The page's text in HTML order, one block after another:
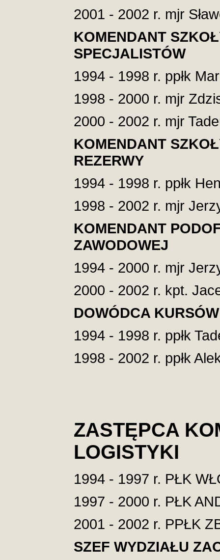
2001 - 2002 r. mjr
KOMENDANT
SPECJALISTÓW
1994 - 1998 r. ppłk
1998 - 2000 r. mjr
2000 - 2002 r. mjr
KOMENDANT
REZERWY
1994 - 1998 r. ppłk
1998 - 2002 r. mjr
KOMENDANT
ZAWODOWEJ
1994 - 2000 r. mjr
2000 - 2002 r. kpt.
DOWÓDCA KURSÓW
1994 - 1998 r. ppłk
1998 - 2002 r. ppłk
ZASTĘPCA
LOGISTYKI
1994 - 1997 r. PŁK
1997 - 2000 r. PŁK
2001 - 2002 r. PPŁK
SZEF WYDZIAŁU